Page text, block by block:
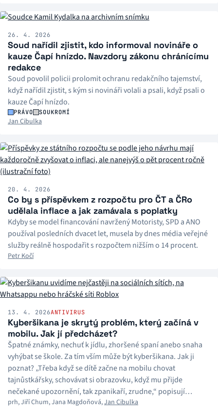
jazzovým klubem.
26. 4. 2026
Soud nařídil zjistit, kdo informoval novináře o
kauze Čapí hnízdo. Navzdory zákonu chránícímu
redakce
Soud povolil policii prolomit ochranu redakčního tajemství,
když nařídil zjistit, s kým si novináři volali a psali, když psali o
kauze Čapí hnízdo.
PRÁVO SOUKROMÍ
Jan Cibulka
20. 4. 2026
Co by s příspěvkem z rozpočtu pro ČT a ČRo
udělala inflace a jak zamávala s poplatky
Kdyby se model financování navržený Motoristy, SPD a ANO
používal posledních dvacet let, musela by dnes média veřejné
služby reálně hospodařit s rozpočtem nižším o 14 procent.
Petr Kočí
13. 4. 2026ANTIVIRUS
Kyberšikana je skrytý problém, který začíná v
mobilu. Jak jí předcházet?
Špatné známky, nechuť k jídlu, zhoršené spaní anebo snaha
vyhýbat se škole. Za tím vším může být kyberšikana. Jak ji
poznat? „Třeba když se dítě začne na mobilu chovat
tajnůstkářsky, schovávat si obrazovku, když mu přijde
nečekané upozornění, tak zpanikaří, zrudne,“ popisují
redaktoři pořadu Antivirus Českého rozhlasu Jana
prh,Jiří Chum,Jana Magdoňová,Jan Cibulka